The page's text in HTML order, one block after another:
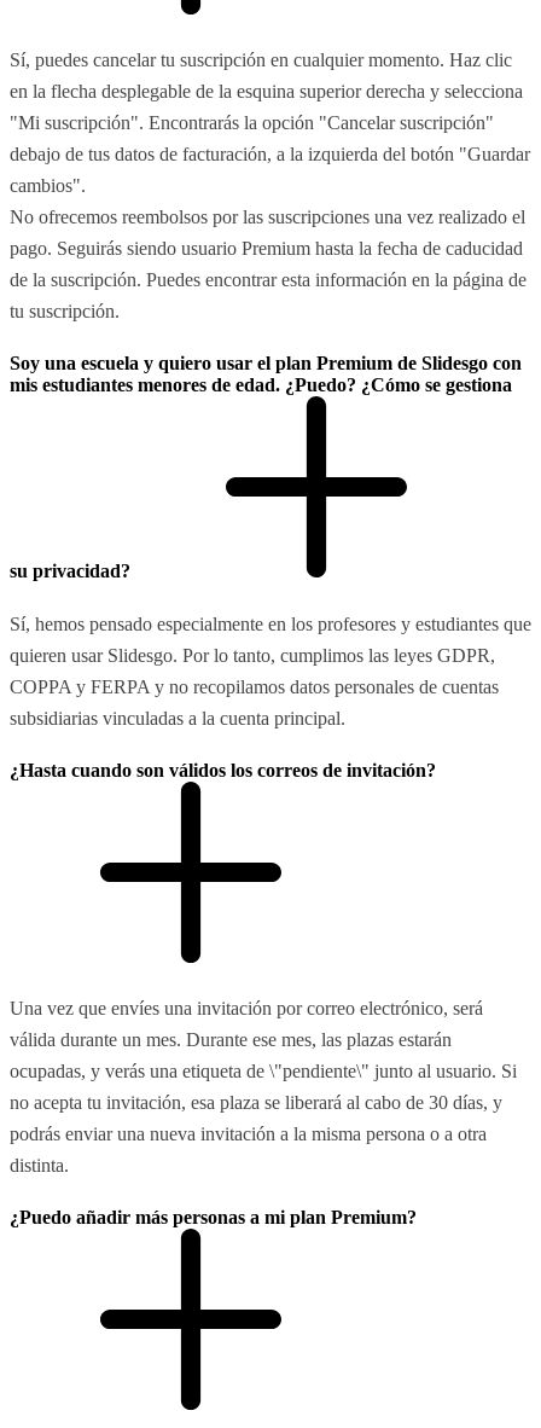
Sí, puedes cancelar tu suscripción en cualquier momento. Haz clic
en la flecha desplegable de la esquina superior derecha y selecciona
"Mi suscripción". Encontrarás la opción "Cancelar suscripción"
debajo de tus datos de facturación, a la izquierda del botón "Guardar
cambios".
No ofrecemos reembolsos por las suscripciones una vez realizado el
pago. Seguirás siendo usuario Premium hasta la fecha de caducidad
de la suscripción. Puedes encontrar esta información en la página de
tu suscripción.
Soy una escuela y quiero usar el plan Premium de Slidesgo con
mis estudiantes menores de edad. ¿Puedo? ¿Cómo se gestiona
su privacidad?
Sí, hemos pensado especialmente en los profesores y estudiantes que
quieren usar Slidesgo. Por lo tanto, cumplimos las leyes GDPR,
COPPA y FERPA y no recopilamos datos personales de cuentas
subsidiarias vinculadas a la cuenta principal.
¿Hasta cuando son válidos los correos de invitación?
Una vez que envíes una invitación por correo electrónico, será
válida durante un mes. Durante ese mes, las plazas estarán
ocupadas, y verás una etiqueta de \"pendiente\" junto al usuario. Si
no acepta tu invitación, esa plaza se liberará al cabo de 30 días, y
podrás enviar una nueva invitación a la misma persona o a otra
distinta.
¿Puedo añadir más personas a mi plan Premium?